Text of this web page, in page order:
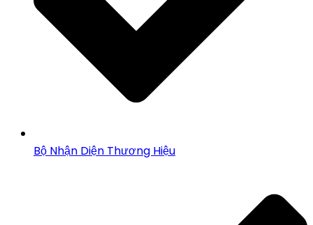
Bộ Nhận Diện Thương Hiệu